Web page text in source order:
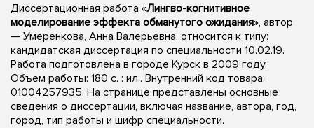
Диссертационная работа «Лингво-когнитивное
моделирование эффекта обманутого ожидания», автор
— Умеренкова, Анна Валерьевна, относится к типу:
кандидатская диссертация по специальности 10.02.19.
Работа подготовлена в городе Курск в 2009 году.
Объем работы: 180 с. : ил.. Внутренний код товара:
01004257935. На странице представлены основные
сведения о диссертации, включая название, автора, год,
город, тип работы и шифр специальности.